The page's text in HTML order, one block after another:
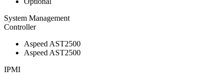
System Management
Controller
Aspeed AST2500
Aspeed AST2500
IPMI